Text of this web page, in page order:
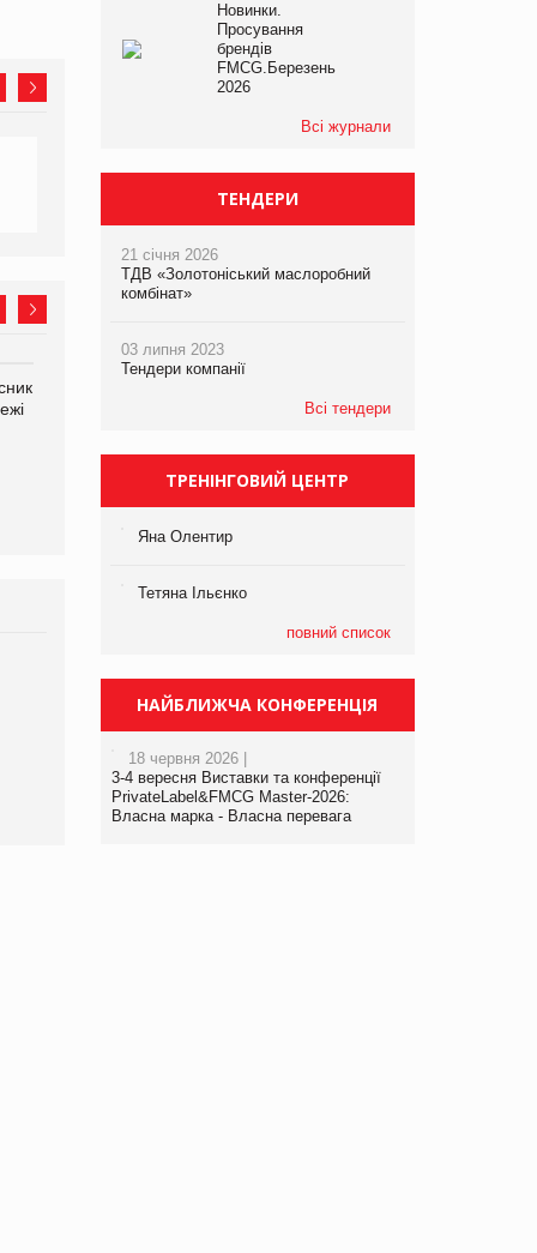
виробництва
компанії «УкраМарин»
Брагина Людмила
Просування компанії на
www.trademaster.ua.
правила. Особливості.
Новинки.
Просування
брендів
FMCG.Березень
2026
Всі журнали
ТЕНДЕРИ
21 січня 2026
ТДВ «Золотоніський маслоробний
комбінат»
03 липня 2023
Тендери компанії
Всі тендери
ТРЕНІНГОВИЙ ЦЕНТР
Яна Олентир
Тетяна Ільєнко
повний список
НАЙБЛИЖЧА КОНФЕРЕНЦІЯ
18 червня 2026 |
3-4 вересня Виставки та конференції
PrivateLabel&FMCG Master-2026:
Власна марка - Власна перевага